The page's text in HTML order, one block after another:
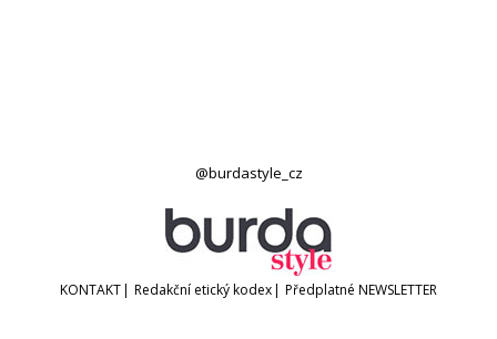
@burdastyle_cz
KONTAKT| Redakční etický kodex| Předplatné NEWSLETTER